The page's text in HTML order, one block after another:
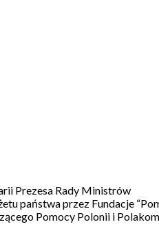
Prezesa Rady Ministrów
państwa przez Fundacje
Pomocy Polonii i